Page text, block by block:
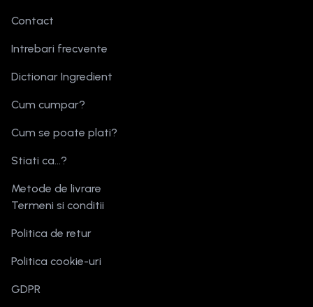
Contact
Intrebari frecvente
Dictionar Ingredient
Cum cumpar?
Cum se poate plati?
Stiati ca...?
Metode de livrare
Termeni si conditii
Politica de retur
Politica cookie-uri
GDPR